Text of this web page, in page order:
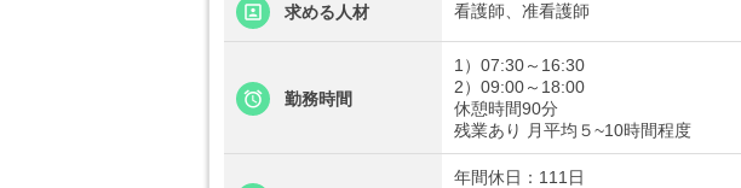
求める人材 看護師、准看護師
勤務時間
1）07:30～16:30
2）09:00～18:00
休憩時間90分
残業あり 月平均５~10時間程度
年間休日：111日